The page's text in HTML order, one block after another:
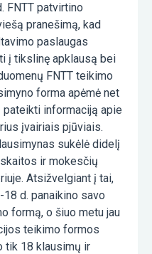
FNTT patvirtino
pranešimą, kad
paslaugas
į tikslinę apklausą bei
FNTT teikimo
forma apėmė net
informaciją apie
įvairiais pjūviais.
sukėlė didelį
ir mokesčių
Atsižvelgiant į tai,
d. panaikino savo
formą, o šiuo metu jau
teikimo formos
tik 18 klausimų ir